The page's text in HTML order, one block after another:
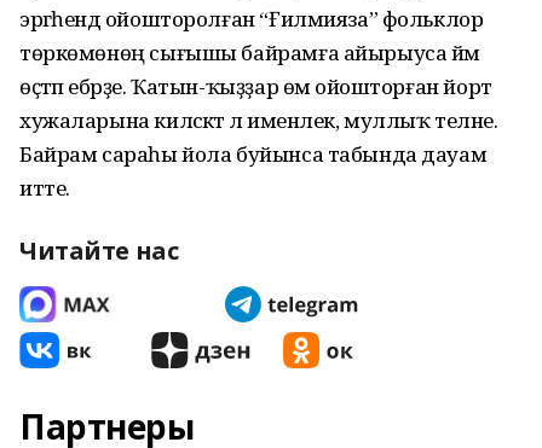
эргәһендә ойошторолған “Ғилмияза” фольклор
төркөмөнөң сығышы байрамға айырыуса йәм
өҫтәп ебәрҙе. Ҡатын-ҡыҙҙар өмә ойошторған йорт
хужаларына киләсәктә лә именлек, муллыҡ теләне.
Байрам сараһы йола буйынса табында дауам
итте.
Читайте нас
Партнеры